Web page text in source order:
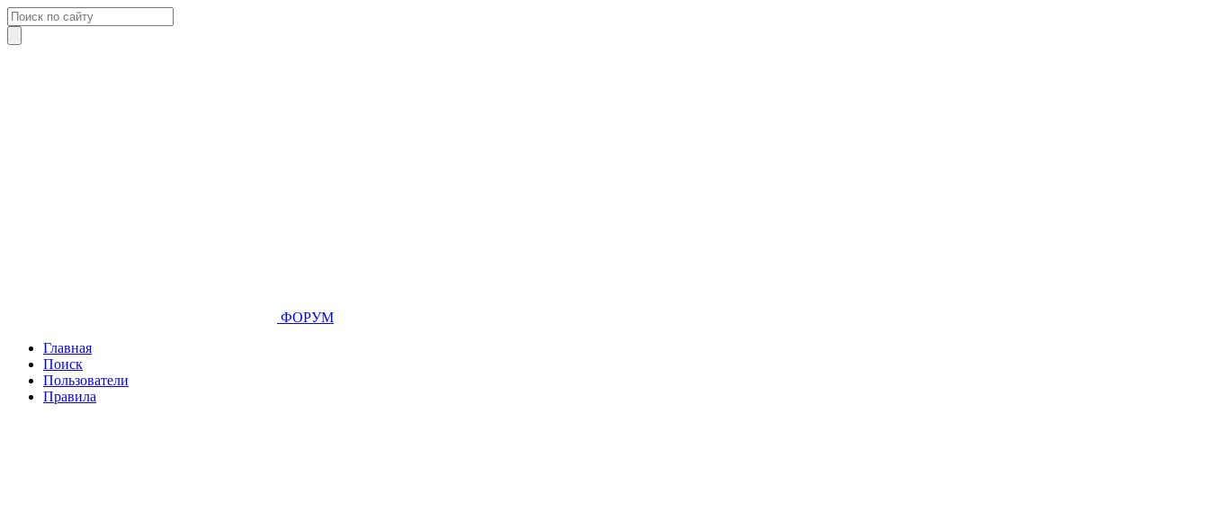
ФОРУМ
Главная
Поиск
Пользователи
Правила